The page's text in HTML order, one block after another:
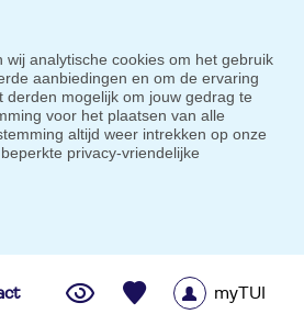
analytische cookies om het gebruik
aanbiedingen en om de ervaring
derden mogelijk om jouw gedrag te
voor het plaatsen van alle
altijd weer intrekken op onze
privacy-vriendelijke
myTUI